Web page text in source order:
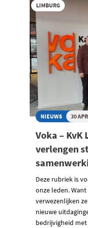
LIMBURG
NIEUWS 30
Voka – KvK
verlengen
Deze rubriek is
onze leden.
verwezenlijken
nieuwe
bedrijvigheid